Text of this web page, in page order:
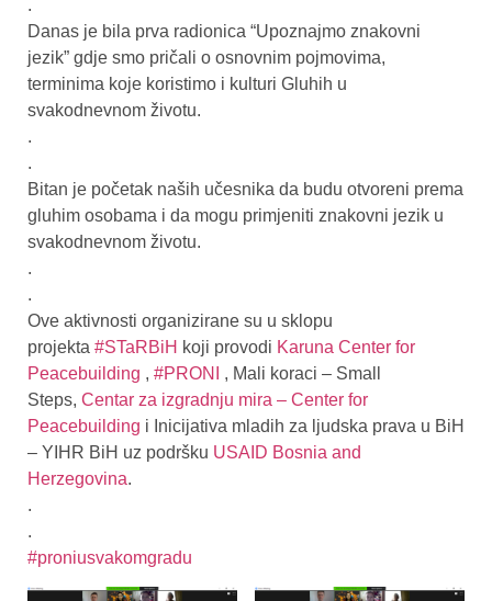
.
Danas je bila prva radionica “Upoznajmo znakovni
jezik” gdje smo pričali o osnovnim pojmovima,
terminima koje koristimo i kulturi Gluhih u
svakodnevnom životu.
.
.
Bitan je početak naših učesnika da budu otvoreni prema
gluhim osobama i da mogu primjeniti znakovni jezik u
svakodnevnom životu.
.
.
Ove aktivnosti organizirane su u sklopu
projekta #STaRBiH koji provodi Karuna Center for
Peacebuilding , #PRONI
, Mali koraci – Small
Steps, Centar za izgradnju mira – Center for
Peacebuilding i Inicijativa mladih za ljudska prava u BiH
– YIHR BiH uz podršku USAID Bosnia and
Herzegovina.
.
.
#proniusvakomgradu